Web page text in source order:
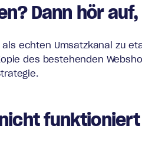
Dann hör
echten Umsatzkanal zu
des bestehenden
funktioniert